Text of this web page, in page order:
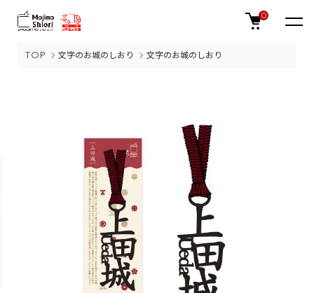
0
TOP 文字のお城のしおり 文字のお城のしおり